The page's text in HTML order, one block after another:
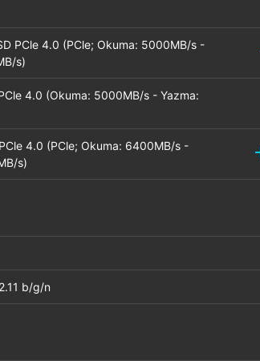
PCle 4.0 (PCle; Okuma: 5000MB/s -
s)
4.0 (Okuma: 5000MB/s - Yazma:
4.0 (PCle; Okuma: 6400MB/s -
s)
b/g/n